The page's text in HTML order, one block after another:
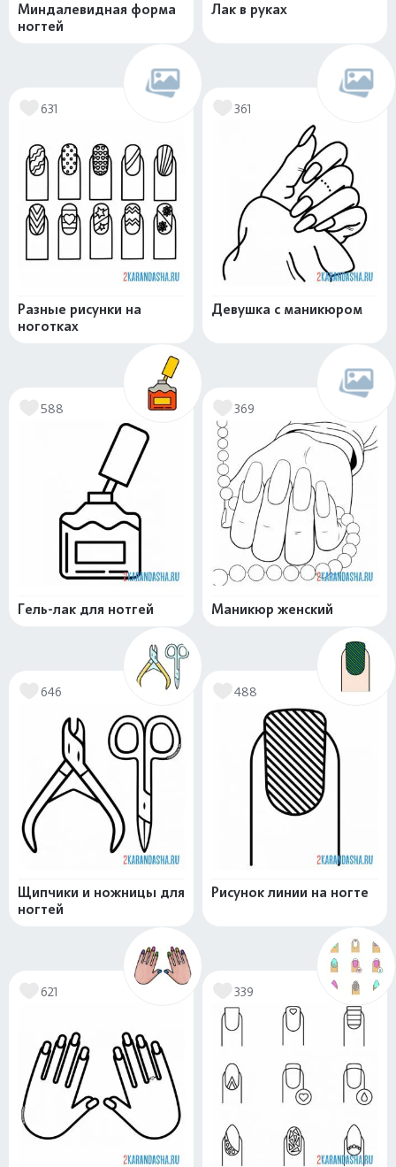
Миндалевидная форма
ногтей
Лак в руках
631
Разные рисунки на
ноготках
361
Девушка с маникюром
588
Гель-лак для нотгей
369
Маникюр женский
646
Щипчики и ножницы для
ногтей
488
Рисунок линии на ногте
621 339